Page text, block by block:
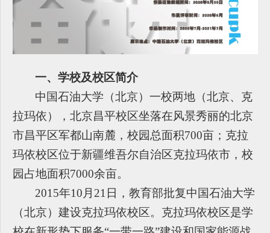
一、学校及校区简介
中国石油大学（北京）一校两地（北京、克
拉玛依），北京昌平校区坐落在风景秀丽的北京
市昌平区军都山南麓，校园总面积700亩；克拉
玛依校区位于新疆维吾尔自治区克拉玛依市，校
园占地面积7000余亩。
2015年10月21日，教育部批复中国石油大学
（北京）建设克拉玛依校区。克拉玛依校区是学